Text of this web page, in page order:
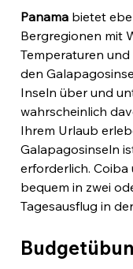
Panama bietet
Bergregionen mit
Temperaturen
den
Inseln über und
wahrscheinlich
Ihrem Urlaub
Galapagosinseln
erforderlich. Coiba
bequem in zwei
Tagesausflug in